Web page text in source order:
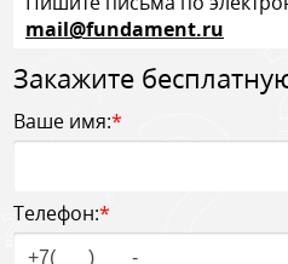
mail@fundament.ru
Закажите
Ваше имя:*
Телефон:*